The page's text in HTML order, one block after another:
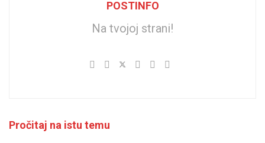
POSTINFO
Na tvojoj strani!
Pročitaj na istu temu